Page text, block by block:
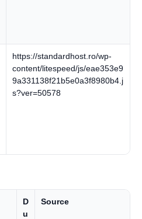
https://standardhost.ro/wp-
content/litespeed/js/eae353e9
9a331138f21b5e0a3f8980b4.j
s?ver=50578
D
u
Source